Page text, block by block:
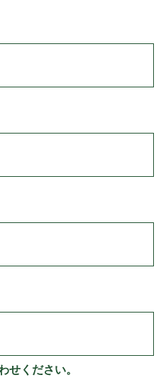
せください。